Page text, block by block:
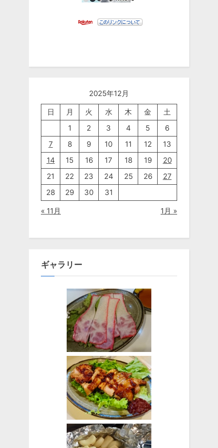
2025年12月
日
月 火 水 木 金
土
1
2 3 4 5
6
7
8 9 10 11 12
13
14
15 16 17 18 19
20
21
22 23 24 25 26
27
28
29 30
31
« 11月
1月 »
ギャラリー